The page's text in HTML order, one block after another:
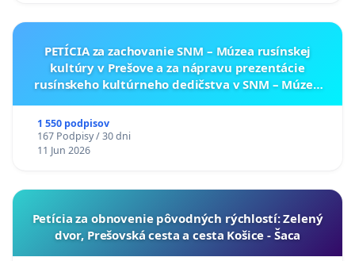
PETÍCIA za zachovanie SNM – Múzea rusínskej
kultúry v Prešove a za nápravu prezentácie
rusínskeho kultúrneho dedičstva v SNM – Múzeu
1 550 podpisov
167 Podpisy / 30 dni
11 Jun 2026
​Petícia za obnovenie pôvodných rýchlostí: Zelený
dvor, Prešovská cesta a cesta Košice - Šaca